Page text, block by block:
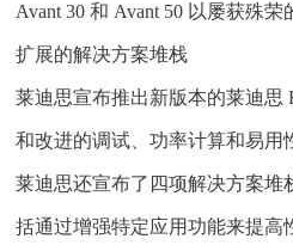
Avant 30 和 Avant 50 以屡获殊
扩展的解决方案堆栈
莱迪思宣布推出新版本的莱迪思
和改进的调试、功率计算和易用
莱迪思还宣布了四项解决方案堆
括通过增强特定应用功能来提高